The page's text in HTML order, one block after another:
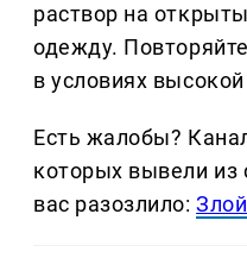
раствор на
одежду.
в условиях
Есть жалобы?
которых вывели из
вас разозлило: